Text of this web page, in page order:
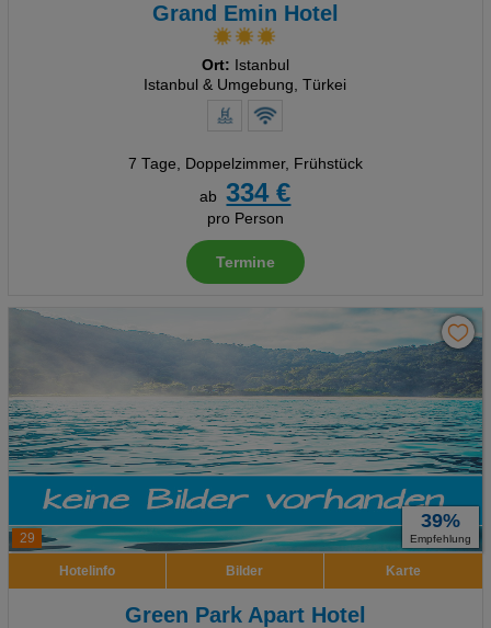
Grand Emin Hotel
Ort: Istanbul
Istanbul & Umgebung, Türkei
7 Tage, Doppelzimmer, Frühstück
ab
334 €
pro Person
Termine
29
39%
Empfehlung
Hotelinfo Bilder Karte
Green Park Apart Hotel